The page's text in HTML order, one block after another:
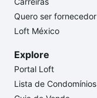
Quero ser fornecedor
Loft México
Explore
Portal Loft
Lista de Condomínios